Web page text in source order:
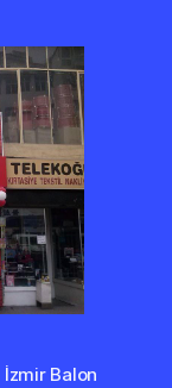
İzmir Balon